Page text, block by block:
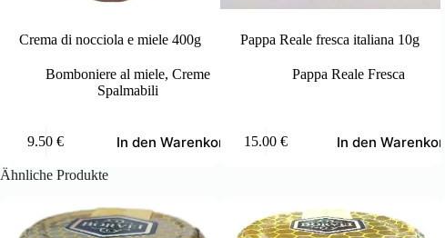
Crema di nocciola e miele 400g
Bomboniere al miele,Creme
Spalmabili
9.50€ In den Warenkorb
Pappa Reale fresca italiana 10g
Pappa Reale Fresca
15.00€ In den Warenkorb
Ähnliche Produkte